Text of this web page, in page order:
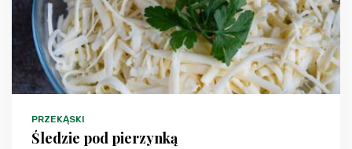
PRZEKĄSKI
Śledzie pod pierzynką